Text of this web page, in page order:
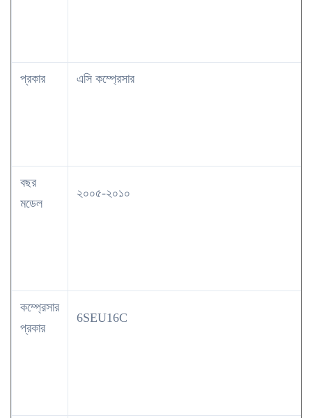
প্রকার এসি কম্প্রেসার
বছর
মডেল
২০০৫-২০১০
কম্প্রেসার
প্রকার
6SEU16C